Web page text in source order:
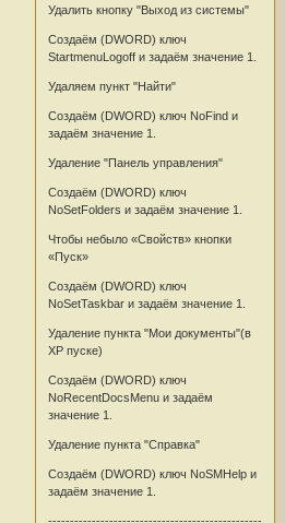
Удалить кнопку "Выход из системы"
Создаём (DWORD) ключ
StartmenuLogoff и задаём значение 1.
Удаляем пункт "Найти"
Создаём (DWORD) ключ NoFind и
задаём значение 1.
Удаление "Панель управления"
Создаём (DWORD) ключ
NoSetFolders и задаём значение 1.
Чтобы небыло «Свойств» кнопки
«Пуск»
Создаём (DWORD) ключ
NoSetTaskbar и задаём значение 1.
Удаление пункта "Мои документы"(в
XP пуске)
Создаём (DWORD) ключ
NoRecentDocsMenu и задаём
значение 1.
Удаление пункта "Справка"
Создаём (DWORD) ключ NoSMHelp и
задаём значение 1.
-------------------------------------------------